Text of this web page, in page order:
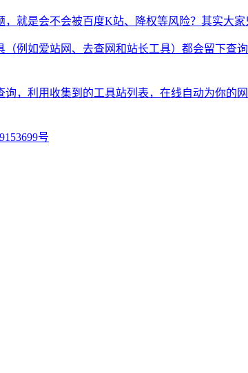
就是会不会被百度K站、降权等风险？其实大
例如爱站网、去查网和站长工具）都会留下查
，利用收集到的工具站列表，在线自动为你
号